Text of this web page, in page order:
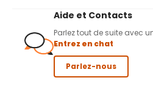
Aide et Contacts
Parlez tout de suite avec
Entrez en chat
Parlez-nous